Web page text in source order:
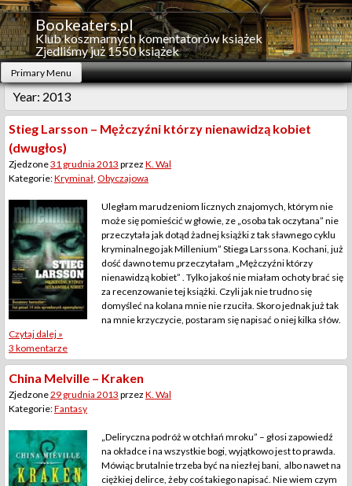
Skip
to
content
Bookeaters.pl
Klub koszmarnych komentatorów książek
Zjedliśmy już 1550 książek
Primary Menu
Year: 2013
Stieg Larsson – Mężczyźni którzy nienawidzą kobiet
(dwugłos)
Zjedzone31 grudnia 2013 przez K. Wal
Kategorie:Kryminał Obyczajowa
Uległam marudzeniom licznych znajomych, którym nie
może się pomieścić w głowie, ze „osoba tak oczytana” nie
przeczytała jak dotąd żadnej książki z tak sławnego cyklu
kryminalnego jak Millenium” Stiega Larssona. Kochani, już
dość dawno temu przeczytałam „Mężczyźni którzy
nienawidzą kobiet” . Tylko jakoś nie miałam ochoty brać się
za recenzowanie tej książki. Czyli jak nie trudno się
domyśleć na kolana mnie nie rzuciła. Skoro jednak już tak
na mnie krzyczycie, postaram się napisać o niej kilka słów.
Czytaj dalej »
3 komentarze
China Melville – Kraken
Zjedzone29 grudnia 2013 przez K. Wal
Kategorie:Fantasy
„Deliryczna podróż w otchłań mroku” – głosi zapowiedź
na okładce i na wszystkie bogi, wyjątkowo jest to prawda.
Mówiąc brutalnie trzeba być na niezłej bani, albo nawet na
ciężkiej delirce, żeby coś takiego napisać. Nie wiem czym